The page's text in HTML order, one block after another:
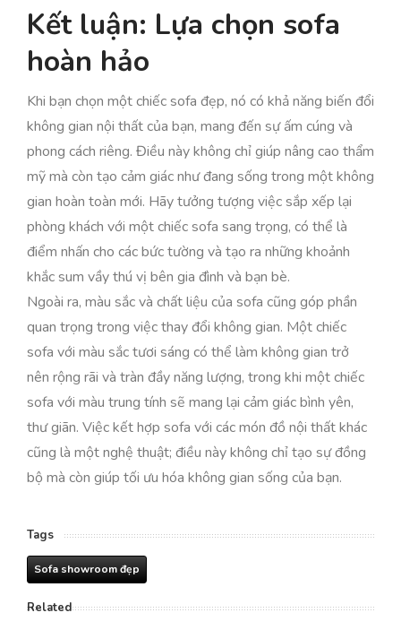
Kết luận: Lựa chọn sofa
hoàn hảo
Khi bạn chọn một chiếc sofa đẹp, nó có khả năng biến đổi
không gian nội thất của bạn, mang đến sự ấm cúng và
phong cách riêng. Điều này không chỉ giúp nâng cao thẩm
mỹ mà còn tạo cảm giác như đang sống trong một không
gian hoàn toàn mới. Hãy tưởng tượng việc sắp xếp lại
phòng khách với một chiếc sofa sang trọng, có thể là
điểm nhấn cho các bức tường và tạo ra những khoảnh
khắc sum vầy thú vị bên gia đình và bạn bè.
Ngoài ra, màu sắc và chất liệu của sofa cũng góp phần
quan trọng trong việc thay đổi không gian. Một chiếc
sofa với màu sắc tươi sáng có thể làm không gian trở
nên rộng rãi và tràn đầy năng lượng, trong khi một chiếc
sofa với màu trung tính sẽ mang lại cảm giác bình yên,
thư giãn. Việc kết hợp sofa với các món đồ nội thất khác
cũng là một nghệ thuật; điều này không chỉ tạo sự đồng
bộ mà còn giúp tối ưu hóa không gian sống của bạn.
Tags
Sofa showroom đẹp
Related